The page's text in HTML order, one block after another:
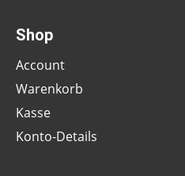
Shop
Account
Warenkorb
Kasse
Konto-Details